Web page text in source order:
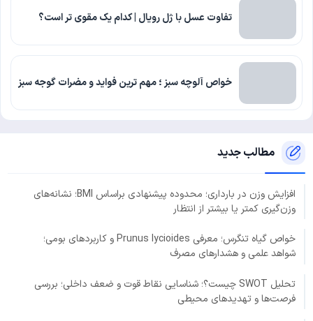
تفاوت عسل با ژل رویال | کدام یک مقوی تر است؟
خواص آلوچه سبز ؛ مهم ترین فواید و مضرات گوجه سبز
مطالب جدید
افزایش وزن در بارداری؛ محدوده پیشنهادی براساس BMI؛ نشانه‌های
وزن‌گیری کمتر یا بیشتر از انتظار
خواص گیاه تنگرس؛ معرفی Prunus lycioides و کاربردهای بومی؛
شواهد علمی و هشدارهای مصرف
تحلیل SWOT چیست؟؛ شناسایی نقاط قوت و ضعف داخلی؛ بررسی
فرصت‌ها و تهدیدهای محیطی